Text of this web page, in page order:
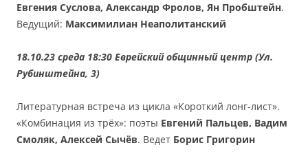
Евгения Суслова, Александр Фролов, Ян Пробштейн.
Ведущий: Максимилиан Неаполитанский
18.10.23 среда 18:30 Еврейский общинный центр (Ул.
Рубинштейна, 3)
Литературная встреча из цикла «Короткий лонг-лист».
«Комбинация из трёх»: поэты Евгений Пальцев, Вадим
Смоляк, Алексей Сычёв. Ведет Борис Григорин